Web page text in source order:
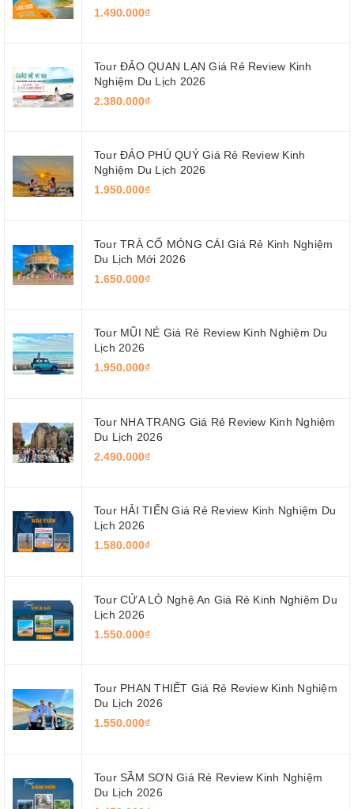
1.490.000₫
Tour ĐẢO QUAN LẠN Giá Rẻ Review Kinh
Nghiệm Du Lịch 2026
2.380.000₫
Tour ĐẢO PHÚ QUÝ Giá Rẻ Review Kinh
Nghiệm Du Lịch 2026
1.950.000₫
Tour TRÀ CỔ MÓNG CÁI Giá Rẻ Kinh Nghiệm
Du Lịch Mới 2026
1.650.000₫
Tour MŨI NÉ Giá Rẻ Review Kinh Nghiệm Du
Lịch 2026
1.950.000₫
Tour NHA TRANG Giá Rẻ Review Kinh Nghiệm
Du Lịch 2026
2.490.000₫
Tour HẢI TIẾN Giá Rẻ Review Kinh Nghiệm Du
Lịch 2026
1.580.000₫
Tour CỬA LÒ Nghệ An Giá Rẻ Kinh Nghiệm Du
Lịch 2026
1.550.000₫
Tour PHAN THIẾT Giá Rẻ Review Kinh Nghiệm
Du Lịch 2026
1.550.000₫
Tour SẦM SƠN Giá Rẻ Review Kinh Nghiệm
Du Lịch 2026